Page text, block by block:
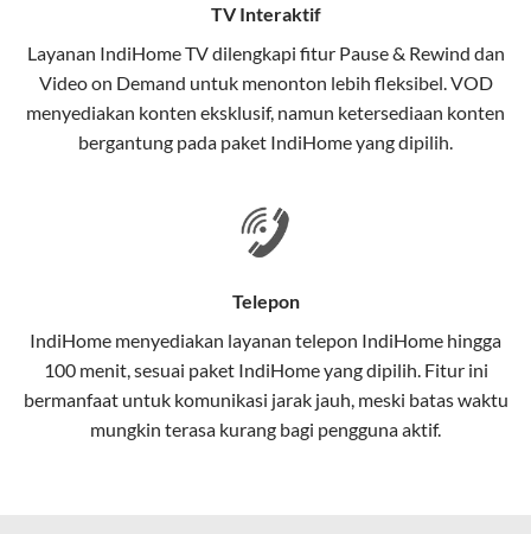
menggunakan kabel serat optik hingga ke rumah
pelanggan. Teknologi ini memiliki beberapa
keunggulan:
Kecepatan Tinggi
dibandingkan kabel tembaga atau DSL.
elektromagnetik, sehingga koneksi tetap lancar.
Latensi Rendah
Cocok untuk aktivitas yang membutuhkan koneksi
TV Interaktif
Layanan IndiHome TVdilengkapi fitur Pause & Rewind dan
Video on Demand untuk menonton lebih fleksibel. VOD
menyediakan konten eksklusif, namun ketersediaan konten
bergantung pada paket IndiHome yang dipilih.
Telepon
IndiHome menyediakan layanan telepon IndiHome hingga
100 menit, sesuai paket IndiHome yang dipilih. Fitur ini
bermanfaat untuk komunikasi jarak jauh, meski batas waktu
mungkin terasa kurang bagi pengguna aktif.